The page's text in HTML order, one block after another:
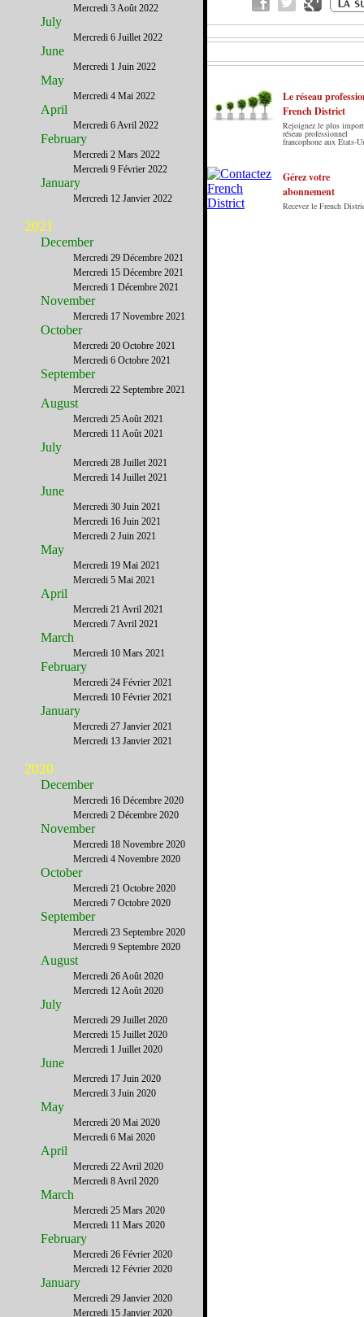
Le French District est le premier guide sur
internet en Français sur les Etats-Unis. Notre
principe : Le meilleur des Etats-Unis par ceux qui
Le réseau
French District
Rejoignez le plus
réseau professionnel
francophone aux Etats-
Gérez votre
abonnement
Recevez le French
Mercredi 3 Août 2022
July
Mercredi 6 Juillet 2022
June
Mercredi 1 Juin 2022
May
Mercredi 4 Mai 2022
April
Mercredi 6 Avril 2022
February
Mercredi 2 Mars 2022
Mercredi 9 Février 2022
January
Mercredi 12 Janvier 2022
2021
December
Mercredi 29 Décembre 2021
Mercredi 15 Décembre 2021
Mercredi 1 Décembre 2021
November
Mercredi 17 Novembre 2021
October
Mercredi 20 Octobre 2021
Mercredi 6 Octobre 2021
September
Mercredi 22 Septembre 2021
August
Mercredi 25 Août 2021
Mercredi 11 Août 2021
July
Mercredi 28 Juillet 2021
Mercredi 14 Juillet 2021
June
Mercredi 30 Juin 2021
Mercredi 16 Juin 2021
Mercredi 2 Juin 2021
May
Mercredi 19 Mai 2021
Mercredi 5 Mai 2021
April
Mercredi 21 Avril 2021
Mercredi 7 Avril 2021
March
Mercredi 10 Mars 2021
February
Mercredi 24 Février 2021
Mercredi 10 Février 2021
January
Mercredi 27 Janvier 2021
Mercredi 13 Janvier 2021
2020
December
Mercredi 16 Décembre 2020
Mercredi 2 Décembre 2020
November
Mercredi 18 Novembre 2020
Mercredi 4 Novembre 2020
October
Mercredi 21 Octobre 2020
Mercredi 7 Octobre 2020
September
Mercredi 23 Septembre 2020
Mercredi 9 Septembre 2020
August
Mercredi 26 Août 2020
Mercredi 12 Août 2020
July
Mercredi 29 Juillet 2020
Mercredi 15 Juillet 2020
Mercredi 1 Juillet 2020
June
Mercredi 17 Juin 2020
Mercredi 3 Juin 2020
May
Mercredi 20 Mai 2020
Mercredi 6 Mai 2020
April
Mercredi 22 Avril 2020
Mercredi 8 Avril 2020
March
Mercredi 25 Mars 2020
Mercredi 11 Mars 2020
February
Mercredi 26 Février 2020
Mercredi 12 Février 2020
January
Mercredi 29 Janvier 2020
Mercredi 15 Janvier 2020